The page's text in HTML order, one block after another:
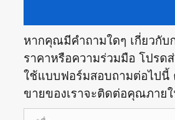
หากคุณมีคำถามใดๆ เกี่ยวกับ
ราคาหรือความร่วมมือ โปรด
ใช้แบบฟอร์มสอบถามต่อไปนี้
ขายของเราจะติดต่อคุณภาย